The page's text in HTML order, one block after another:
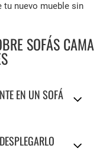
tu nuevo mueble sin
SOFÁS CAMA
EN UN SOFÁ